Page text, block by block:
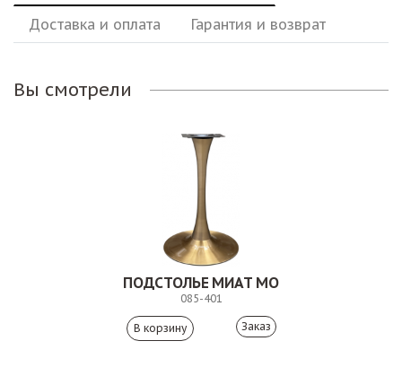
Доставка и оплата Гарантия и возврат
Вы смотрели
ПОДСТОЛЬЕ МИАТ МО
085-401
Заказ